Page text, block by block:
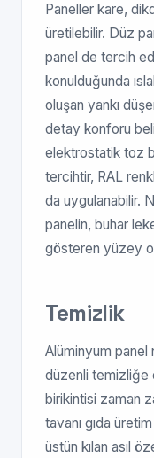
Paneller kare,
üretilebilir. Düz
panel de tercih
konulduğunda
oluşan yankı
detay konforu
elektrostatik toz
tercihtir, RAL
da uygulanabilir.
panelin, buhar
gösteren yüzey
Temizlik
Alüminyum panel
düzenli temizliğe
birikintisi zaman
tavanı gıda
üstün kılan asıl